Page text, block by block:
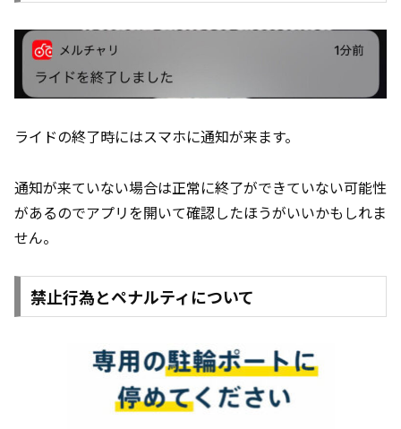
ライドの終了時にはスマホに通知が来ます。
通知が来ていない場合は正常に終了ができていない可能性
があるのでアプリを開いて確認したほうがいいかもしれま
せん。
禁止行為とペナルティについて